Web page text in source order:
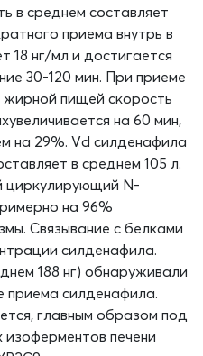
в среднем составляет
приема внутрь в
18 нг/мл и достигается
30-120 мин. При приеме
жирной пищей скорость
на 60 мин,
на 29%. Vd силденафила
в среднем 105 л.
циркулирующий N-
на 96%
Связывание с белками
силденафила.
188 нг) обнаруживали
приема силденафила.
главным образом под
печени